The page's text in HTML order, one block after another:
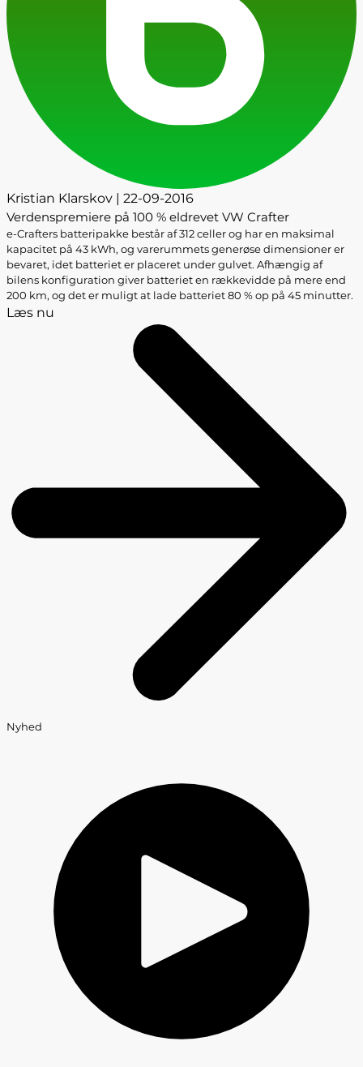
Kristian Klarskov | 22-09-2016
Verdenspremiere på 100 % eldrevet VW Crafter
e-Crafters batteripakke består af 312 celler og har en maksimal
kapacitet på 43 kWh, og varerummets generøse dimensioner er
bevaret, idet batteriet er placeret under gulvet. Afhængig af
bilens konfiguration giver batteriet en rækkevidde på mere end
200 km, og det er muligt at lade batteriet 80 % op på 45 minutter.
Læs nu
Nyhed